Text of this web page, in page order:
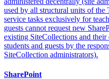
used by all structural units of
service tasks exclusively for
guests cannot request new
existing SiteCollections and their
students and guests by the
SiteCollection administrators).
SharePoint